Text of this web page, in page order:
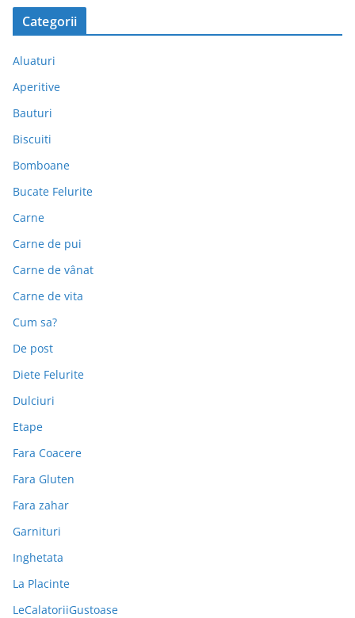
Categorii
Aluaturi
Aperitive
Bauturi
Biscuiti
Bomboane
Bucate Felurite
Carne
Carne de pui
Carne de vânat
Carne de vita
Cum sa?
De post
Diete Felurite
Dulciuri
Etape
Fara Coacere
Fara Gluten
Fara zahar
Garnituri
Inghetata
La Placinte
LeCalatoriiGustoase